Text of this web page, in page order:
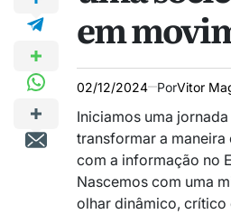
em
02/12/2024 PorVitor
Iniciamos uma
transformar a
com a informação no
Nascemos com uma
olhar dinâmico, crítico